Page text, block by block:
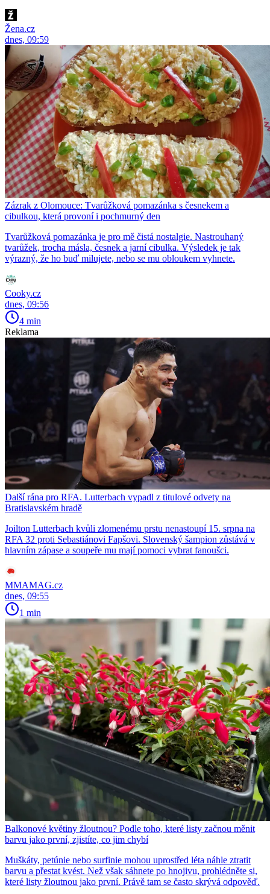
Žena.cz
dnes, 09:59
Zázrak z Olomouce: Tvarůžková pomazánka s česnekem a
cibulkou, která provoní i pochmurný den
Tvarůžková pomazánka je pro mě čistá nostalgie. Nastrouhaný
tvarůžek, trocha másla, česnek a jarní cibulka. Výsledek je tak
výrazný, že ho buď milujete, nebo se mu obloukem vyhnete.
Cooky.cz
dnes, 09:56
4 min
Reklama
Další rána pro RFA. Lutterbach vypadl z titulové odvety na
Bratislavském hradě
Joilton Lutterbach kvůli zlomenému prstu nenastoupí 15. srpna na
RFA 32 proti Sebastiánovi Fapšovi. Slovenský šampion zůstává v
hlavním zápase a soupeře mu mají pomoci vybrat fanoušci.
MMAMAG.cz
dnes, 09:55
1 min
Balkonové květiny žloutnou? Podle toho, které listy začnou měnit
barvu jako první, zjistíte, co jim chybí
Muškáty, petúnie nebo surfinie mohou uprostřed léta náhle ztratit
barvu a přestat kvést. Než však sáhnete po hnojivu, prohlédněte si,
které listy žloutnou jako první. Právě tam se často skrývá odpověď.